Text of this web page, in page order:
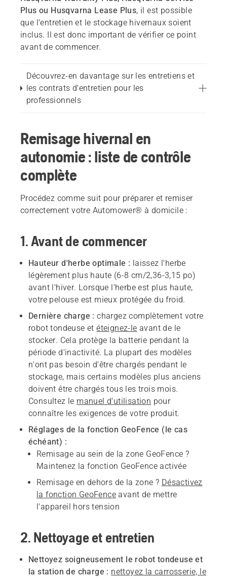
Plus ou Husqvarna Lease Plus, il est possible
que l'entretien et le stockage hivernaux soient
inclus. Il est donc important de vérifier ce point
avant de commencer.
Découvrez-en davantage sur les entretiens et
les contrats d'entretien pour les
professionnels
Remisage hivernal en
autonomie : liste de contrôle
complète
Procédez comme suit pour préparer et remiser
correctement votre Automower® à domicile :
1. Avant de commencer
Hauteur d'herbe optimale : laissez l'herbe
légèrement plus haute (6-8 cm/2,36-3,15 po)
avant l'hiver. Lorsque l'herbe est plus haute,
votre pelouse est mieux protégée du froid.
Dernière charge : chargez complètement votre
robot tondeuse etéteignez-le avant de le
stocker. Cela protège la batterie pendant la
période d'inactivité. La plupart des modèles
n'ont pas besoin d'être chargés pendant le
stockage, mais certains modèles plus anciens
doivent être chargés tous les trois mois.
Consultez le manuel d'utilisation pour
connaître les exigences de votre produit.
Réglages de la fonction GeoFence (le cas
échéant) :
Remisage au sein de la zone GeoFence ?
Maintenez la fonction GeoFence activée
Remisage en dehors de la zone ? Désactivez
la fonction GeoFence avant de mettre
l'appareil hors tension
2. Nettoyage et entretien
Nettoyez soigneusement le robot tondeuse et
la station de charge : nettoyez la carrosserie, le